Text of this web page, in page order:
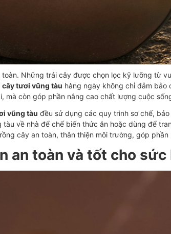
Những trái cây được chọn lọc kỹ lưỡng từ
cây tươi vũng tàu hàng ngày không chỉ đảm bảo
mà còn góp phần nâng cao chất lượng cuộc
vũng tàu đều sử dụng các quy trình sơ chế,
về nhà để chế biến thức ăn hoặc dùng để
cây an toàn, thân thiện môi trường, góp
an toàn và tốt cho sức